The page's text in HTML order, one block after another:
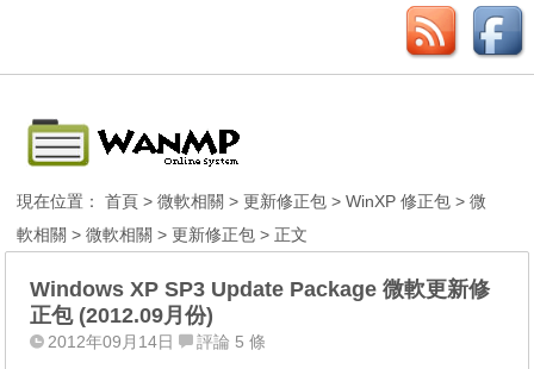
現在位置：首頁 >微軟相關 >更新修正包 >WinXP 修正包 >微
軟相關 >微軟相關 >更新修正包 > 正文
Windows XP SP3 Update Package 微軟更新修
正包 (2012.09月份)
2012年09月14日 評論 5 條